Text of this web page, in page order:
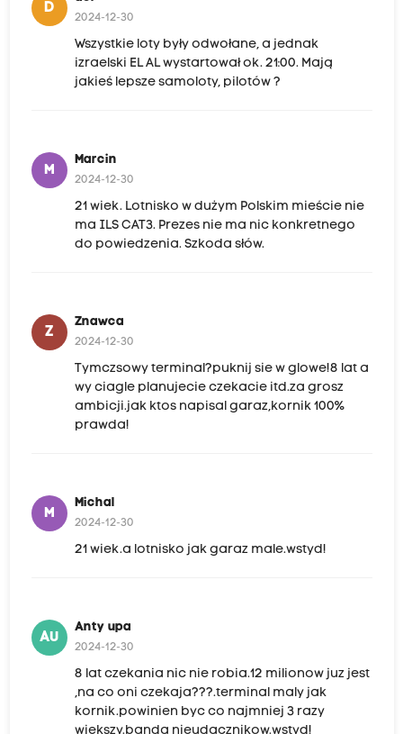
D
2024-12-30
Wszystkie loty były odwołane, a jednak
izraelski EL AL wystartował ok. 21:00. Mają
jakieś lepsze samoloty, pilotów ?
M
Marcin
2024-12-30
21 wiek. Lotnisko w dużym Polskim mieście nie
ma ILS CAT3. Prezes nie ma nic konkretnego
do powiedzenia. Szkoda słów.
Z
Znawca
2024-12-30
Tymczsowy terminal?puknij sie w glowe!8 lat a
wy ciagle planujecie czekacie itd.za grosz
ambicji.jak ktos napisal garaz,kornik 100%
prawda!
M
Michal
2024-12-30
21 wiek.a lotnisko jak garaz male.wstyd!
AU
Anty upa
2024-12-30
8 lat czekania nic nie robia.12 milionow juz jest
,na co oni czekaja???.terminal maly jak
kornik.powinien byc co najmniej 3 razy
wiekszy.banda nieudacznikow.wstyd!